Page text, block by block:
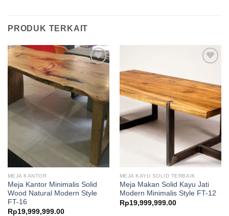
PRODUK TERKAIT
MEJA KANTOR
Meja Kantor Minimalis Solid
Wood Natural Modern Style
FT-16
Rp19,999,999.00
MEJA KAYU SOLID TERBAIK
Meja Makan Solid Kayu Jati
Modern Minimalis Style FT-12
Rp19,999,999.00